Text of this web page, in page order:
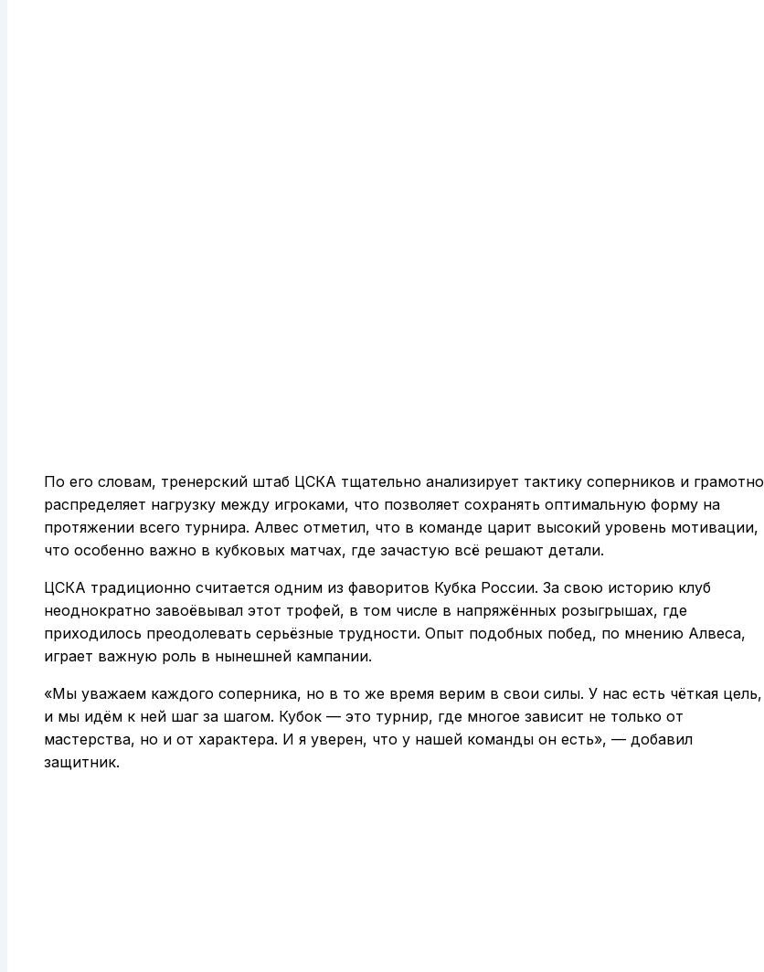
По его словам, тренерский штаб ЦСКА тщательно анализирует тактику соперников и грамотно
распределяет нагрузку между игроками, что позволяет сохранять оптимальную форму на
протяжении всего турнира. Алвес отметил, что в команде царит высокий уровень мотивации,
что особенно важно в кубковых матчах, где зачастую всё решают детали.
ЦСКА традиционно считается одним из фаворитов Кубка России. За свою историю клуб
неоднократно завоёвывал этот трофей, в том числе в напряжённых розыгрышах, где
приходилось преодолевать серьёзные трудности. Опыт подобных побед, по мнению Алвеса,
играет важную роль в нынешней кампании.
«Мы уважаем каждого соперника, но в то же время верим в свои силы. У нас есть чёткая цель,
и мы идём к ней шаг за шагом. Кубок — это турнир, где многое зависит не только от
мастерства, но и от характера. И я уверен, что у нашей команды он есть», — добавил
защитник.